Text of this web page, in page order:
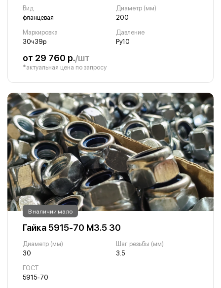
Вид
фланцевая
Диаметр (мм)
200
Маркировка
30ч39р
Давление
Ру10
от 29 760 р./шт
*актуальная цена по запросу
В наличии мало
Гайка 5915-70 М3.5 30
Диаметр (мм)
30
Шаг резьбы (мм)
3.5
ГОСТ
5915-70